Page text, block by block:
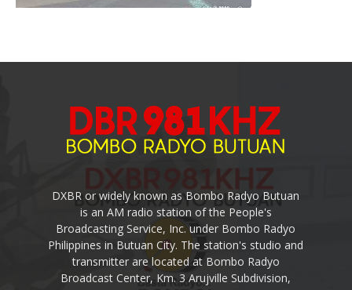
DXBR or widely known as Bombo Radyo Butuan
is an AM radio station of the People's
Broadcasting Service, Inc. under Bombo Radyo
Philippines in Butuan City. The station's studio and
transmitter are located at Bombo Radyo
Broadcast Center, Km. 3 Arujville Subdivision,